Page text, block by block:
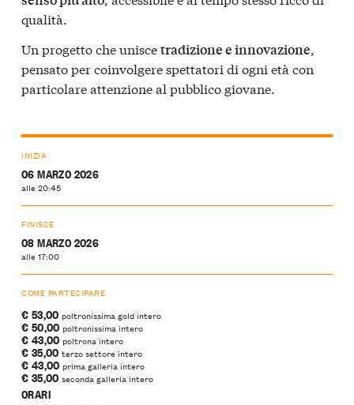
qualità.
Un progetto che uniscetradizione e innovazione,
pensato per coinvolgere spettatori di ogni età con
particolare attenzione al pubblico giovane.
INIZIA
06 MARZO 2026
alle 20:45
FINISCE
08 MARZO 2026
alle 17:00
COME PARTECIPARE
€ 53,00 poltronissima gold intero
€ 50,00 poltronissima intero
€ 43,00 poltrona intero
€ 35,00 terzo settore intero
€ 43,00 prima galleria intero
€ 35,00 seconda galleria intero
ORARI